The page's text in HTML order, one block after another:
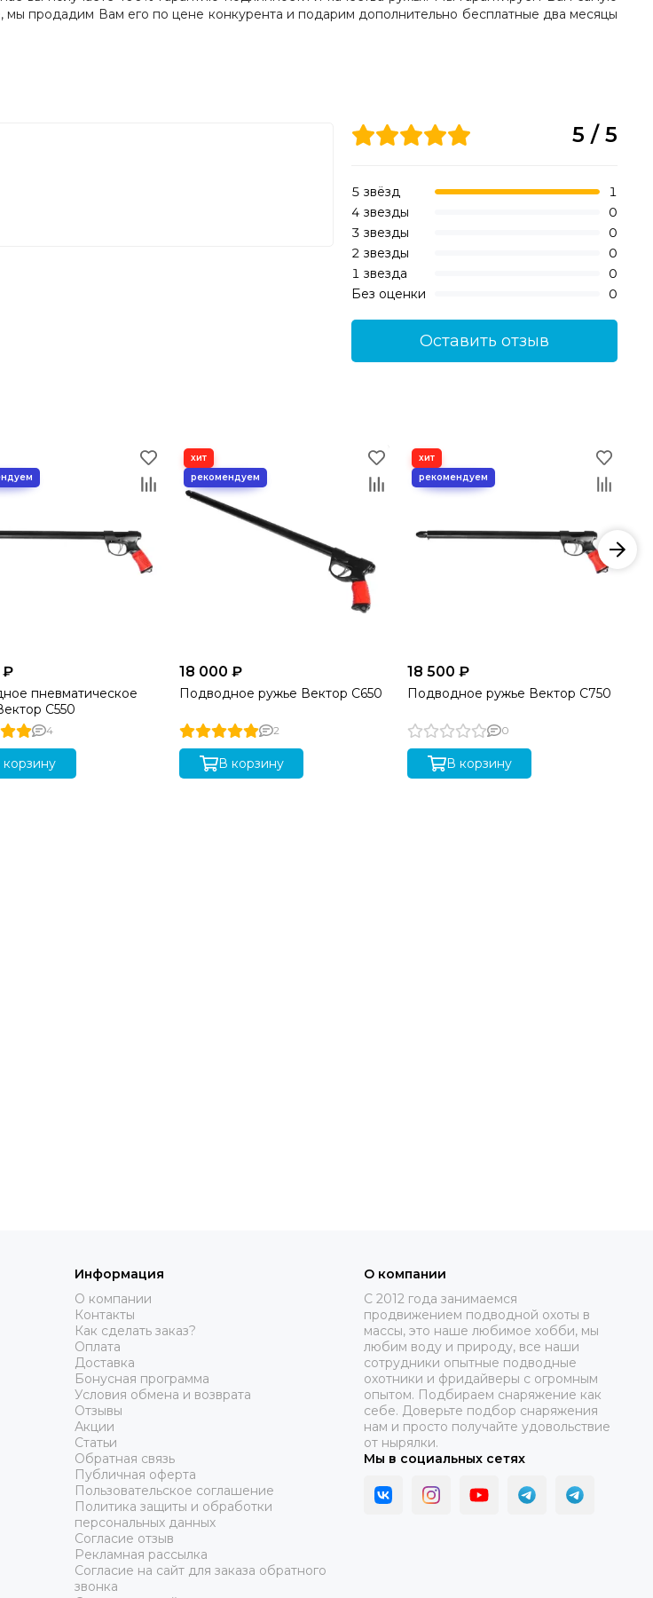
продадим Вам его по цене конкурента и подарим дополнительно бесплатные два месяцы
5 / 5
5 звёзд
1
4 звезды
0
3 звезды
0
2 звезды
0
1 звезда
0
Без оценки
0
Оставить отзыв
₽
пневматическое
C550
4
корзину
18 000 ₽
Подводное ружье Вектор C650
2
В корзину
18 500 ₽
Подводное ружье Вектор C750
0
В корзину
Информация
О компании
Контакты
Как сделать заказ?
Оплата
Доставка
Бонусная программа
Условия обмена и возврата
Отзывы
Акции
Статьи
Обратная связь
Публичная оферта
Пользовательское соглашение
Политика защиты и обработки
персональных данных
Согласие отзыв
Рекламная рассылка
Согласие на сайт для заказа обратного
звонка
О компании
C 2012 года занимаемся
продвижением подводной охоты в
массы, это наше любимое хобби, мы
любим воду и природу, все наши
сотрудники опытные подводные
охотники и фридайверы с огромным
опытом. Подбираем снаряжение как
себе. Доверьте подбор снаряжения
нам и просто получайте удовольствие
от нырялки.
Мы в социальных сетях